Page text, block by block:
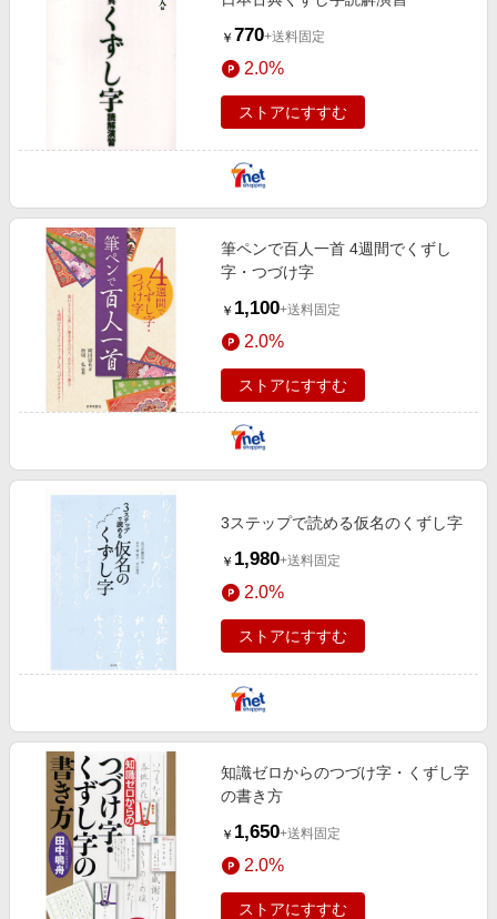
￥ 770+送料固定
2.0%
ストアにすすむ
筆ペンで百人一首 4週間でくずし
字・つづけ字
￥ 1,100+送料固定
2.0%
ストアにすすむ
3ステップで読める仮名のくずし字
￥ 1,980+送料固定
2.0%
ストアにすすむ
知識ゼロからのつづけ字・くずし字
の書き方
￥ 1,650+送料固定
2.0%
ストアにすすむ